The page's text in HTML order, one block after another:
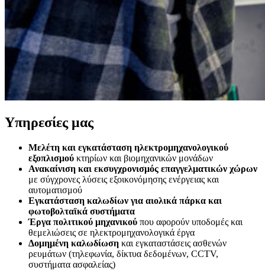
Υπηρεσίες μας
Μελέτη και εγκατάσταση ηλεκτρομηχανολογικού
εξοπλισμού κτηρίων και βιομηχανικών μονάδων
Ανακαίνιση και εκσυγχρονισμός επαγγελματικών χώρων
με σύγχρονες λύσεις εξοικονόμησης ενέργειας και
αυτοματισμού
Εγκατάσταση καλωδίων για αιολικά πάρκα και
φωτοβολταϊκά συστήματα
Έργα πολιτικού μηχανικού που αφορούν υποδομές και
θεμελιώσεις σε ηλεκτρομηχανολογικά έργα
Δομημένη καλωδίωση και εγκαταστάσεις ασθενών
ρευμάτων (τηλεφωνία, δίκτυα δεδομένων, CCTV,
συστήματα ασφαλείας)